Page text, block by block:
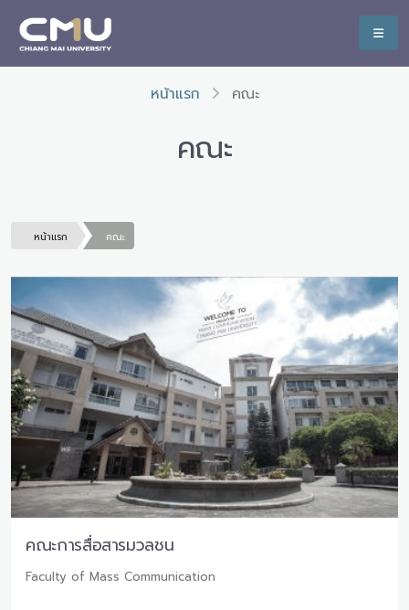
หน้าแรก คณะ
คณะ
หน้าแรก คณะ
คณะการสื่อสารมวลชน
Faculty of Mass Communication